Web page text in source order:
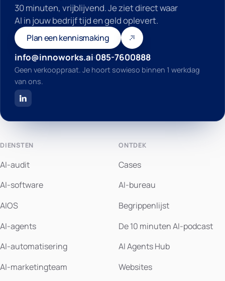
30 minuten, vrijblijvend. Je ziet direct waar
AI in jouw bedrijf tijd en geld oplevert.
Plan een kennismaking
info@innoworks.ai·085-7600888
Geen verkooppraat. Je hoort sowieso binnen 1 werkdag
van ons.
DIENSTEN
AI-audit
AI-software
AIOS
AI-agents
AI-automatisering
AI-marketingteam
ONTDEK
Cases
AI-bureau
Begrippenlijst
De 10 minuten AI-podcast
AI Agents Hub
Websites